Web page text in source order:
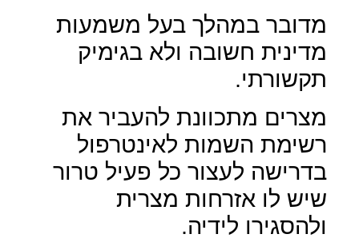
מדובר במהלך בעל משמעות
מדינית חשובה ולא בגימיק
תקשורתי.
מצרים מתכוונת להעביר את
רשימת השמות לאינטרפול
בדרישה לעצור כל פעיל טרור
שיש לו אזרחות מצרית
ולהסגירו לידיה.